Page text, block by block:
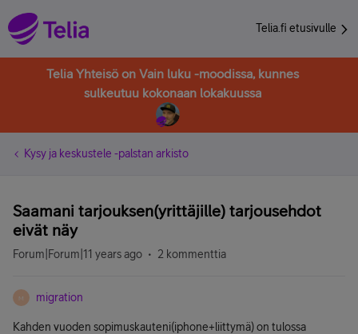
Telia.fi etusivulle
Telia Yhteisö on Vain luku -moodissa, kunnes
sulkeutuu kokonaan lokakuussa
Kysy ja keskustele -palstan arkisto
Saamani tarjouksen(yrittäjille) tarjousehdot
eivät näy
Forum|Forum|11 years ago 2 kommenttia
M migration
Kahden vuoden sopimuskauteni(iphone+liittymä) on tulossa